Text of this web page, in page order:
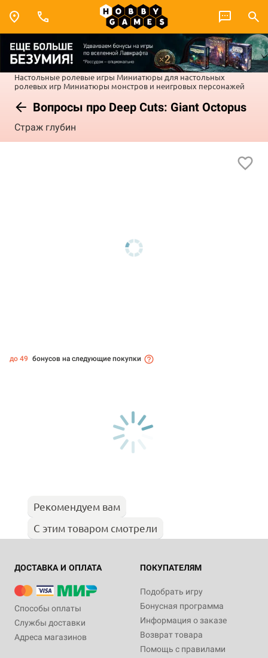
Настольные ролевые игры Миниатюры для настольных
ролевых игр Миниатюры монстров и неигровых персонажей
Вопросы про Deep Cuts: Giant Octopus
Страж глубин
до 49 бонусов на следующие покупки
Рекомендуем вам
С этим товаром смотрели
ДОСТАВКА И ОПЛАТА
Способы оплаты
Службы доставки
Адреса магазинов
ПОКУПАТЕЛЯМ
Подобрать игру
Бонусная программа
Информация о заказе
Возврат товара
Помощь с правилами